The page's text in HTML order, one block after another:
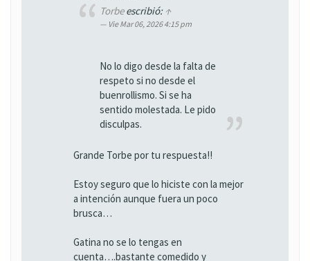
Torbeescribió: ↑
Vie Mar 06, 2026 4:15 pm
No lo digo desde la falta de
respeto si no desde el
buenrollismo. Si se ha
sentido molestada. Le pido
disculpas.
Grande Torbe por tu respuesta!!
Estoy seguro que lo hiciste con la mejor
a intención aunque fuera un poco
brusca…
Gatina no se lo tengas en
cuenta….bastante comedido y